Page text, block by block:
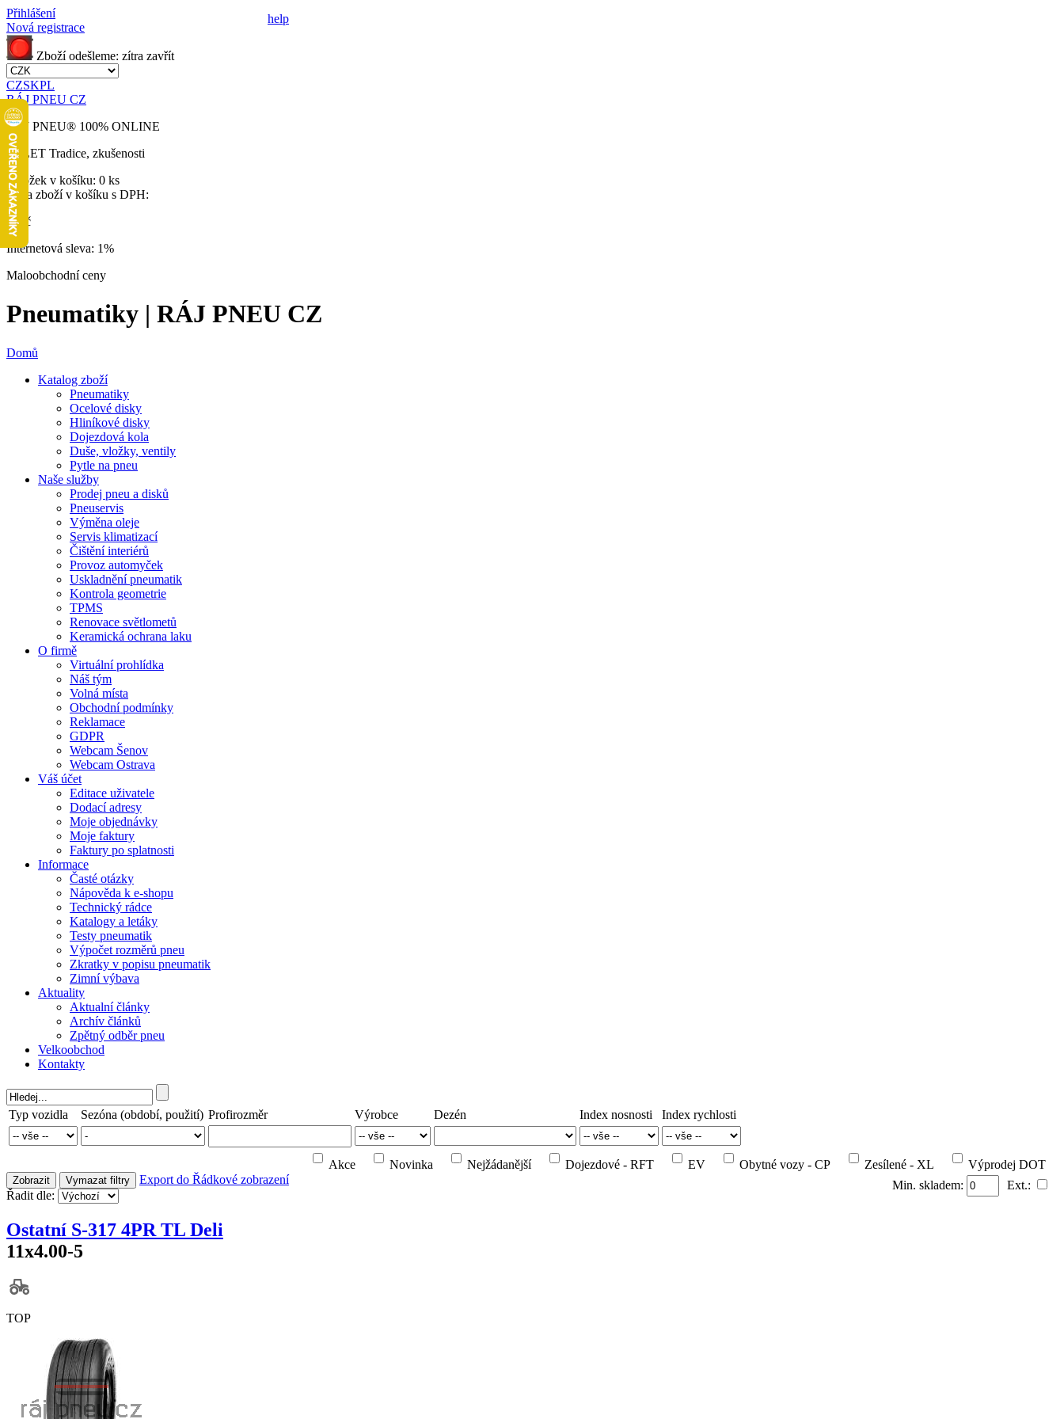
Přihlášení
Nová registrace
Zboží odešleme: zítra zavřít
CZSKPL
RÁJ PNEU CZ
RÁJ PNEU® 100% ONLINE
32 LET Tradice, zkušenosti
Položek v košíku: 0 ks
Cena zboží v košíku s DPH:
0 Kč
Internetová sleva: 1%
Maloobchodní ceny
Pneumatiky | RÁJ PNEU CZ
Domů
Katalog zboží
Pneumatiky
Ocelové disky
Hliníkové disky
Dojezdová kola
Duše, vložky, ventily
Pytle na pneu
Naše služby
Prodej pneu a disků
Pneuservis
Výměna oleje
Servis klimatizací
Čištění interiérů
Provoz automyček
Uskladnění pneumatik
Kontrola geometrie
TPMS
Renovace světlometů
Keramická ochrana laku
O firmě
Virtuální prohlídka
Náš tým
Volná místa
Obchodní podmínky
Reklamace
GDPR
Webcam Šenov
Webcam Ostrava
Váš účet
Editace uživatele
Dodací adresy
Moje objednávky
Moje faktury
Faktury po splatnosti
Informace
Časté otázky
Nápověda k e-shopu
Technický rádce
Katalogy a letáky
Testy pneumatik
Výpočet rozměrů pneu
Zkratky v popisu pneumatik
Zimní výbava
Aktuality
Aktualní články
Archív článků
Zpětný odběr pneu
Velkoobchod
Kontakty
Typ vozidla Sezóna (období, použití) Profirozměr
help
Výrobce Dezén Index nosnosti Index rychlosti
Akce Novinka Nejžádanější Dojezdové - RFT EV Obytné vozy - CP Zesílené - XL Výprodej DOT
Zobrazit Vymazat filtry Export do Ext.:
Min. skladem:
Řádkové zobrazení
Řadit dle:
Ostatní S-317 4PR TL Deli
11x4.00-5
TOP